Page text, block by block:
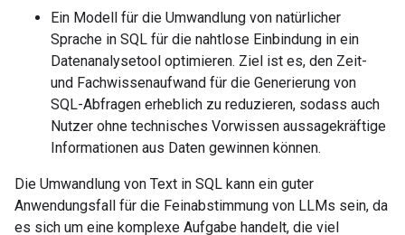
Ein Modell für die Umwandlung von natürlicher
Sprache in SQL für die nahtlose Einbindung in ein
Datenanalysetool optimieren. Ziel ist es, den Zeit-
und Fachwissenaufwand für die Generierung von
SQL-Abfragen erheblich zu reduzieren, sodass auch
Nutzer ohne technisches Vorwissen aussagekräftige
Informationen aus Daten gewinnen können.
Die Umwandlung von Text in SQL kann ein guter
Anwendungsfall für die Feinabstimmung von LLMs sein, da
es sich um eine komplexe Aufgabe handelt, die viel